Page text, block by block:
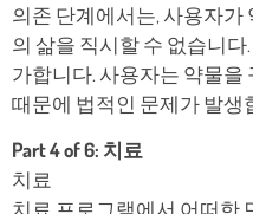
의존 단계에서는, 사용자가
의 삶을 직시할 수 없습니
가합니다. 사용자는 약물을
때문에 법적인 문제가 발생
Part 4 of 6: 치료
치료
치료 프로그램에서 어떠한